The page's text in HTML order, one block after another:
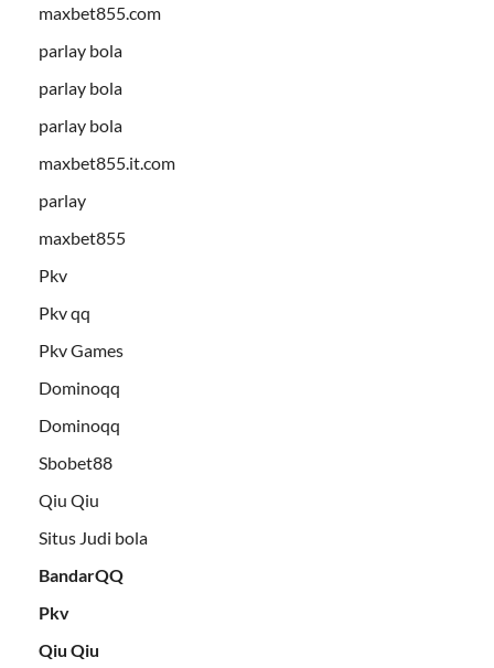
maxbet855.com
parlay bola
parlay bola
parlay bola
maxbet855.it.com
parlay
maxbet855
Pkv
Pkv qq
Pkv Games
Dominoqq
Dominoqq
Sbobet88
Qiu Qiu
Situs Judi bola
BandarQQ
Pkv
Qiu Qiu